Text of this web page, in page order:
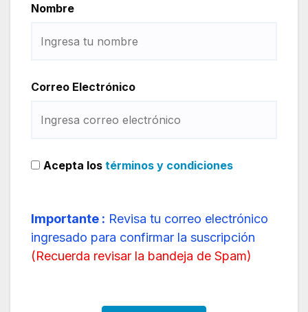
Nombre
Correo Electrónico
Acepta los términos y condiciones
Importante : Revisa tu correo electrónico
ingresado para confirmar la suscripción
(Recuerda revisar la bandeja de Spam)